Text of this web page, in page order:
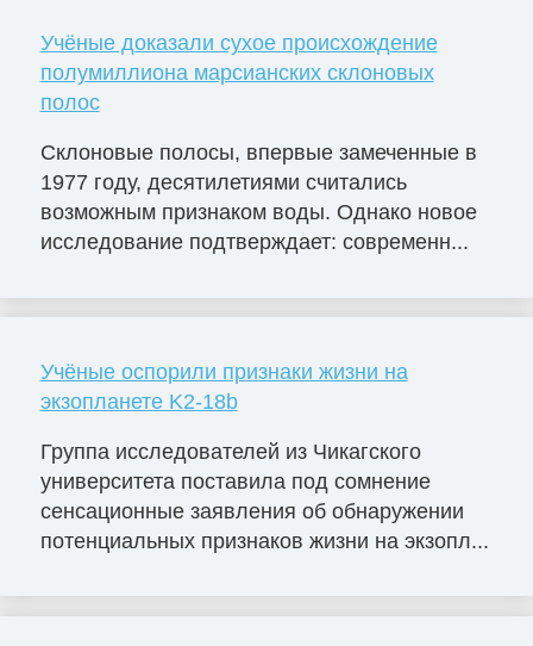
Учёные доказали сухое происхождение
полумиллиона марсианских склоновых
полос
Склоновые полосы, впервые замеченные в
1977 году, десятилетиями считались
возможным признаком воды. Однако новое
исследование подтверждает: современн...
Учёные оспорили признаки жизни на
экзопланете K2-18b
Группа исследователей из Чикагского
университета поставила под сомнение
сенсационные заявления об обнаружении
потенциальных признаков жизни на экзопл...